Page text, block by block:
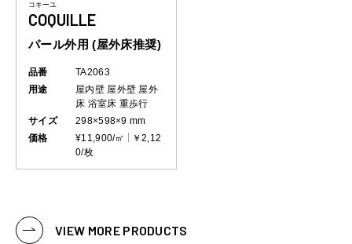
コキーユ
COQUILLE
パール外用 (屋外床推奨)
品番
TA2063
用途
屋内壁 屋外壁 屋外
床 浴室床 重歩行
サイズ
298×598×9 mm
価格
¥11,900/㎡
￥2,12
0/枚
VIEW MORE PRODUCTS